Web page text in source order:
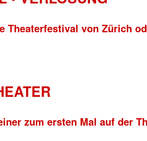
von Zürich
zum ersten Mal auf der